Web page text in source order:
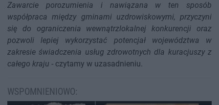
Zawarcie porozumienia i nawiązana w ten sposób
współpraca między gminami uzdrowiskowymi, przyczyni
się do ograniczenia wewnątrzlokalnej konkurencji oraz
pozwoli lepiej wykorzystać potencjał województwa w
zakresie świadczenia usług zdrowotnych dla kuracjuszy z
całego kraju - czytamy w uzasadnieniu.
WSPOMNIENIOWO: